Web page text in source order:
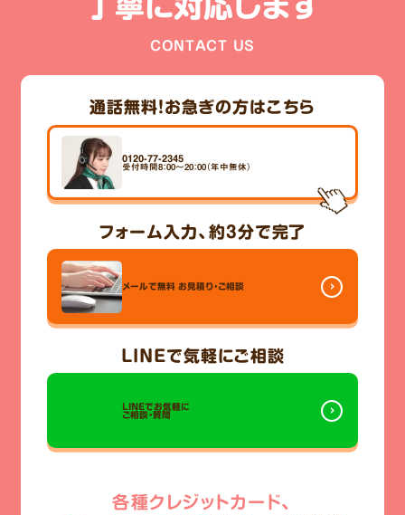
丁寧に対応します
CONTACT US
通話無料！お急ぎの方はこちら
0120-77-2345
受付時間8：00～20：00（年中無休）
フォーム入力、 約3分で完了
メールで無料 お見積り・ご相談
LINEで気軽にご相談
LINEでお気軽に
ご相談・質問
各種クレジットカード、